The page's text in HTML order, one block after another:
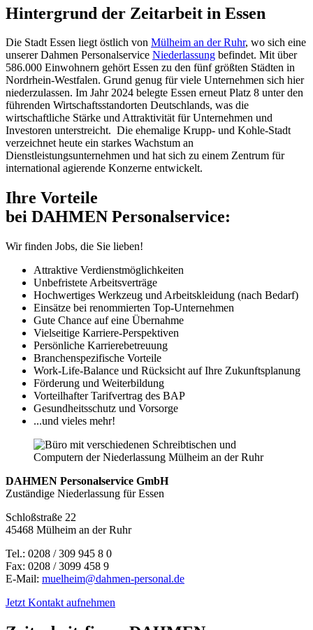
Hintergrund der Zeitarbeit in Essen
Die Stadt Essen liegt östlich von Mülheim an der Ruhr, wo sich eine
unserer Dahmen Personalservice Niederlassung befindet. Mit über
586.000 Einwohnern gehört Essen zu den fünf größten Städten in
Nordrhein-Westfalen. Grund genug für viele Unternehmen sich hier
niederzulassen. Im Jahr 2024 belegte Essen erneut Platz 8 unter den
führenden Wirtschaftsstandorten Deutschlands, was die
wirtschaftliche Stärke und Attraktivität für Unternehmen und
Investoren unterstreicht. Die ehemalige Krupp- und Kohle-Stadt
verzeichnet heute ein starkes Wachstum an
Dienstleistungsunternehmen und hat sich zu einem Zentrum für
international agierende Konzerne entwickelt.
Ihre Vorteile
bei DAHMEN Personalservice:
Wir finden Jobs, die Sie lieben!
Attraktive Verdienstmöglichkeiten
Unbefristete Arbeitsverträge
Hochwertiges Werkzeug und Arbeitskleidung (nach Bedarf)
Einsätze bei renommierten Top-Unternehmen
Gute Chance auf eine Übernahme
Vielseitige Karriere-Perspektiven
Persönliche Karrierebetreuung
Branchenspezifische Vorteile
Work-Life-Balance und Rücksicht auf Ihre Zukunftsplanung
Förderung und Weiterbildung
Vorteilhafter Tarifvertrag des BAP
Gesundheitsschutz und Vorsorge
...und vieles mehr!
DAHMEN Personalservice GmbH
Zuständige Niederlassung für Essen
Schloßstraße 22
45468 Mülheim an der Ruhr
Tel.: 0208 / 309 945 8 0
Fax: 0208 / 3099 458 9
E-Mail: muelheim@dahmen-personal.de
Jetzt Kontakt aufnehmen